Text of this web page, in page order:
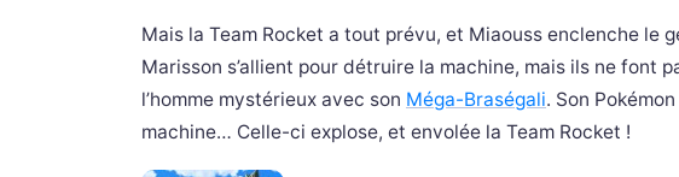
Mais la Team Rocket a tout prévu, et Miaouss enclenche le
Marisson s’allient pour détruire la machine, mais ils ne font
l’homme mystérieux avec son Méga-Braségali. Son
machine… Celle-ci explose, et envolée la Team Rocket !